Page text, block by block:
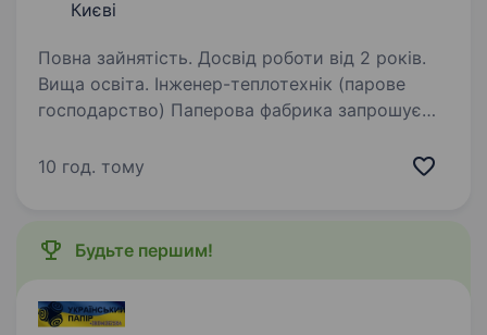
Києві
Повна зайнятість. Досвід роботи від 2 років.
Вища освіта. Інженер-теплотехнік (парове
господарство) Паперова фабрика запрошує
обов’язки: Забезпечення ефективної роботи
10 год. тому
Будьте першим!